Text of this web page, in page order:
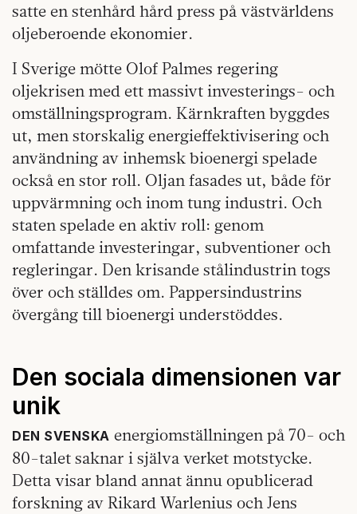
satte en stenhård hård press på västvärldens
oljeberoende ekonomier.
I Sverige mötte Olof Palmes regering
oljekrisen med ett massivt investerings- och
omställningsprogram. Kärnkraften byggdes
ut, men storskalig energieffektivisering och
användning av inhemsk bioenergi spelade
också en stor roll. Oljan fasades ut, både för
uppvärmning och inom tung industri. Och
staten spelade en aktiv roll: genom
omfattande investeringar, subventioner och
regleringar. Den krisande stålindustrin togs
över och ställdes om. Pappersindustrins
övergång till bioenergi understöddes.
Den sociala dimensionen var
unik
DEN SVENSKA energiomställningen på 70- och
80-talet saknar i själva verket motstycke.
Detta visar bland annat ännu opublicerad
forskning av Rikard Warlenius och Jens